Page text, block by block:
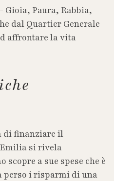
Gioia, Paura, Rabbia,
dal Quartier Generale
affrontare la vita
di finanziare il
si rivela
scopre a sue spese che è
perso i risparmi di una